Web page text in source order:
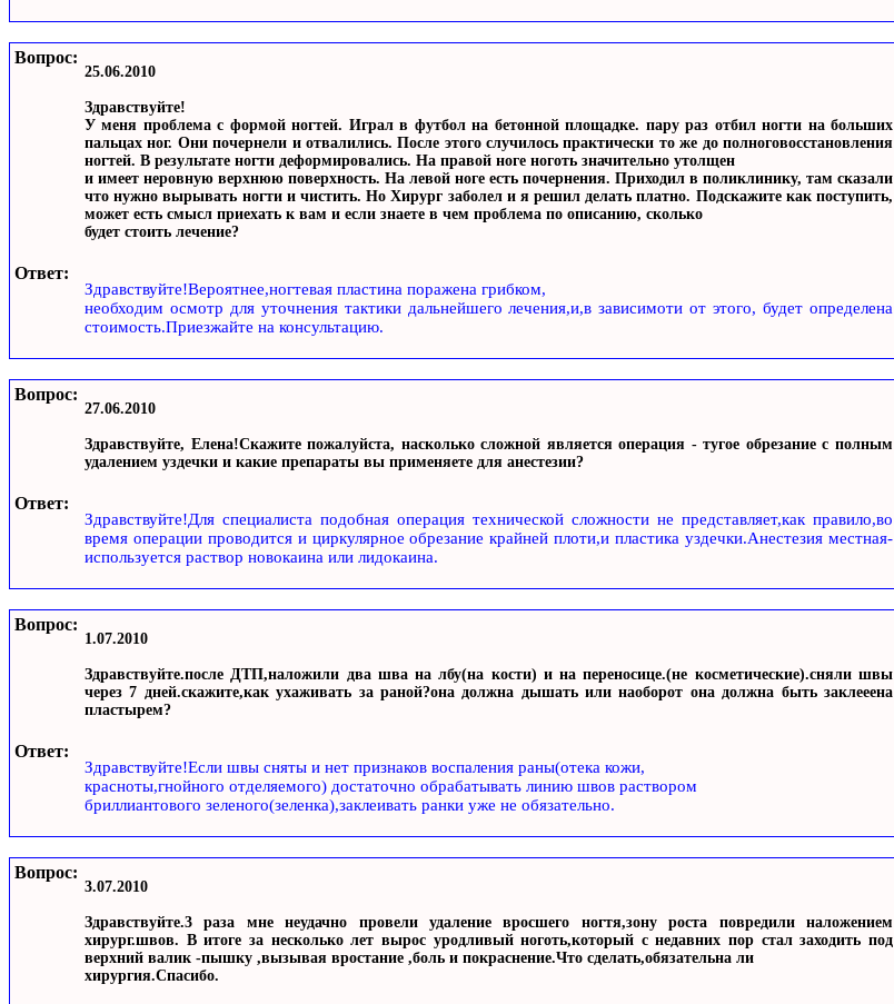
Вопрос:
25.06.2010
Здравствуйте!
У меня проблема с формой ногтей. Играл в футбол на бетонной площадке. пару раз отбил ногти на больших
пальцах ног. Они почернели и отвалились. После этого случилось практически то же до полноговосстановления
ногтей. В результате ногти деформировались. На правой ноге ноготь значительно утолщен
и имеет неровную верхнюю поверхность. На левой ноге есть почернения. Приходил в поликлинику, там сказали
что нужно вырывать ногти и чистить. Но Хирург заболел и я решил делать платно. Подскажите как поступить,
может есть смысл приехать к вам и если знаете в чем проблема по описанию, сколько
будет стоить лечение?
Ответ:
Здравствуйте!Вероятнее,ногтевая пластина поражена грибком,
необходим осмотр для уточнения тактики дальнейшего лечения,и,в зависимоти от этого, будет определена
стоимость.Приезжайте на консультацию.
Вопрос:
27.06.2010
Здравствуйте, Елена!Скажите пожалуйста, насколько сложной является операция - тугое обрезание с полным
удалением уздечки и какие препараты вы применяете для анестезии?
Ответ:
Здравствуйте!Для специалиста подобная операция технической сложности не представляет,как правило,во
время операции проводится и циркулярное обрезание крайней плоти,и пластика уздечки.Анестезия местная-
используется раствор новокаина или лидокаина.
Вопрос:
1.07.2010
Здравствуйте.после ДТП,наложили два шва на лбу(на кости) и на переносице.(не косметические).сняли швы
через 7 дней.скажите,как ухаживать за раной?она должна дышать или наоборот она должна быть заклееена
пластырем?
Ответ:
Здравствуйте!Если швы сняты и нет признаков воспаления раны(отека кожи,
красноты,гнойного отделяемого) достаточно обрабатывать линию швов раствором
бриллиантового зеленого(зеленка),заклеивать ранки уже не обязательно.
Вопрос:
3.07.2010
Здравствуйте.3 раза мне неудачно провели удаление вросшего ногтя,зону роста повредили наложением
хирург.швов. В итоге за несколько лет вырос уродливый ноготь,который с недавних пор стал заходить под
верхний валик -пышку ,вызывая вростание ,боль и покраснение.Что сделать,обязательна ли
хирургия.Спасибо.